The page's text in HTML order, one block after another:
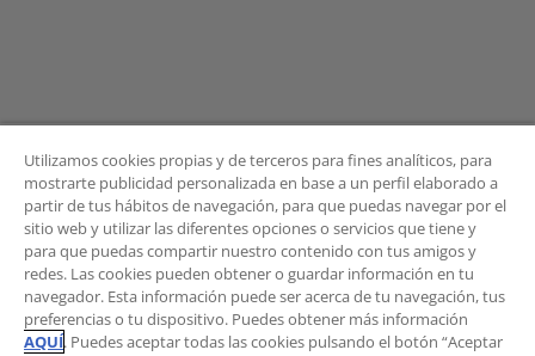
BOLETÍN
¿Quieres recibir las novedades del Área de
Utilizamos cookies propias y de terceros para fines analíticos, para
mostrarte publicidad personalizada en base a un perfil elaborado a
partir de tus hábitos de navegación, para que puedas navegar por el
sitio web y utilizar las diferentes opciones o servicios que tiene y
para que puedas compartir nuestro contenido con tus amigos y
redes. Las cookies pueden obtener o guardar información en tu
navegador. Esta información puede ser acerca de tu navegación, tus
preferencias o tu dispositivo. Puedes obtener más información
AQUÍ. Puedes aceptar todas las cookies pulsando el botón “Aceptar